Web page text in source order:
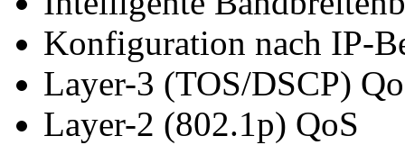
Konfiguration nach IP-
Layer-3 (TOS/DSCP)
Layer-2 (802.1p) QoS